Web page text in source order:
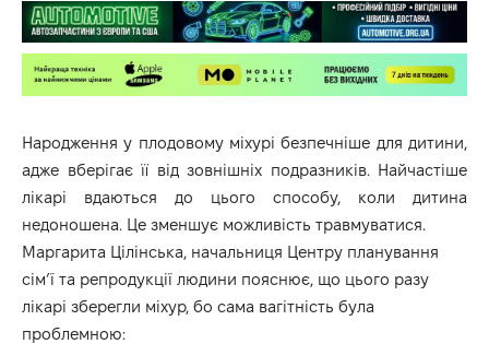
Народження у плодовому міхурі безпечніше для дитини,
адже вберігає її від зовнішніх подразників. Найчастіше
лікарі вдаються до цього способу, коли дитина
недоношена. Це зменшує можливість травмуватися.
Маргарита Цілінська, начальниця Центру планування
сім’ї та репродукції людини пояснює, що цього разу
лікарі зберегли міхур, бо сама вагітність була
проблемною: